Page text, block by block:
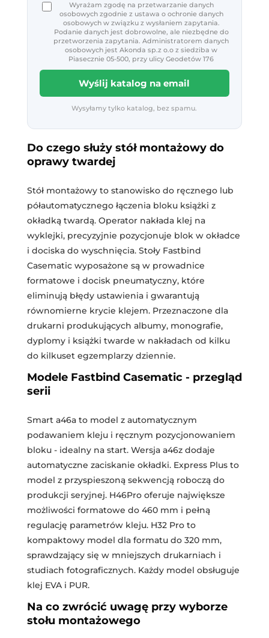
Wyrażam zgodę na przetwarzanie danych
osobowych zgodnie z ustawa o ochronie danych
osobowych w związku z wysłaniem zapytania.
Podanie danych jest dobrowolne, ale niezbędne do
przetworzenia zapytania. Administratorem danych
osobowych jest Akonda sp.z o.o z siedziba w
Piasecznie 05-500, przy ulicy Geodetów 176
Wyślij katalog na email
Wysyłamy tylko katalog, bez spamu.
Do czego służy stół montażowy do
oprawy twardej
Stół montażowy to stanowisko do ręcznego lub
półautomatycznego łączenia bloku książki z
okładką twardą. Operator nakłada klej na
wyklejki, precyzyjnie pozycjonuje blok w okładce
i dociska do wyschnięcia. Stoły Fastbind
Casematic wyposażone są w prowadnice
formatowe i docisk pneumatyczny, które
eliminują błędy ustawienia i gwarantują
równomierne krycie klejem. Przeznaczone dla
drukarni produkujących albumy, monografie,
dyplomy i książki twarde w nakładach od kilku
do kilkuset egzemplarzy dziennie.
Modele Fastbind Casematic - przegląd
serii
Smart a46a to model z automatycznym
podawaniem kleju i ręcznym pozycjonowaniem
bloku - idealny na start. Wersja a46z dodaje
automatyczne zaciskanie okładki. Express Plus to
model z przyspieszoną sekwencją roboczą do
produkcji seryjnej. H46Pro oferuje największe
możliwości formatowe do 460 mm i pełną
regulację parametrów kleju. H32 Pro to
kompaktowy model dla formatu do 320 mm,
sprawdzający się w mniejszych drukarniach i
studiach fotograficznych. Każdy model obsługuje
klej EVA i PUR.
Na co zwrócić uwagę przy wyborze
stołu montażowego